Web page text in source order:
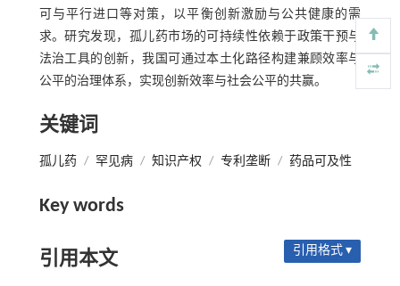
可与平行进口等对策，以平衡创新激励与公共健康的需
求。研究发现，孤儿药市场的可持续性依赖于政策干预与
法治工具的创新，我国可通过本土化路径构建兼顾效率与
公平的治理体系，实现创新效率与社会公平的共赢。
关键词
孤儿药 / 罕见病 / 知识产权 / 专利垄断 / 药品可及性
Key words
引用本文 引用格式 ▾